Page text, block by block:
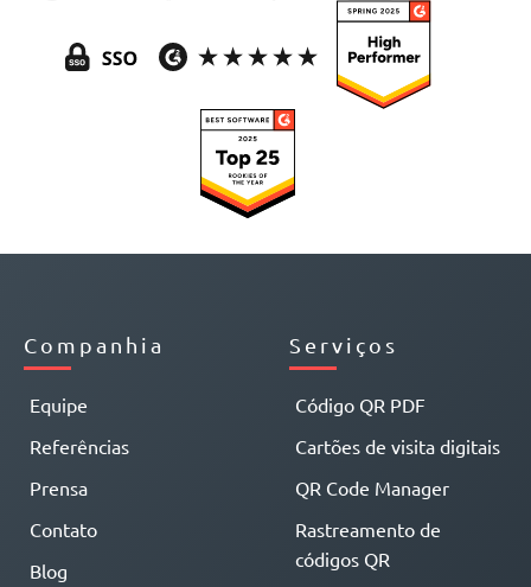
Companhia
Equipe
Referências
Prensa
Contato
Blog
Serviços
Código QR PDF
Cartões de visita digitais
QR Code Manager
Rastreamento de
códigos QR